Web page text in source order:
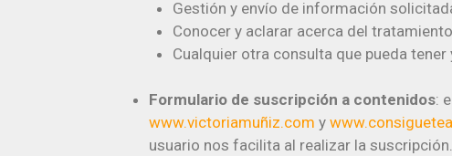
Gestión y envío de información
Conocer y aclarar acerca del
Cualquier otra consulta que pueda
Formulario de suscripción a contenidos:
www.victoriamuñiz.com y
usuario nos facilita al realizar la